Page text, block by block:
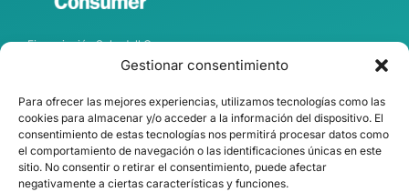
Gestionar consentimiento
Para ofrecer las mejores experiencias, utilizamos tecnologías como las
cookies para almacenar y/o acceder a la información del dispositivo. El
consentimiento de estas tecnologías nos permitirá procesar datos como
el comportamiento de navegación o las identificaciones únicas en este
sitio. No consentir o retirar el consentimiento, puede afectar
negativamente a ciertas características y funciones.
Financiación Sabadell Consumer